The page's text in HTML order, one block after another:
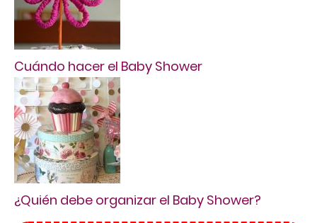
Cuándo hacer el Baby Shower
¿Quién debe organizar el Baby Shower?